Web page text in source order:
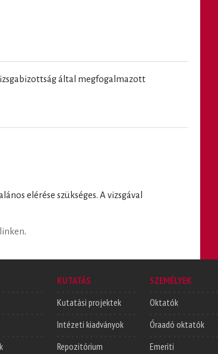
által megfogalmazott
elérése szükséges. A vizsgával
.
KUTATÁS
Kutatási projektek
Intézeti kiadványok
Repozitórium
SZEMÉLYEK
Oktatók
Óraadó oktatók
Emeriti